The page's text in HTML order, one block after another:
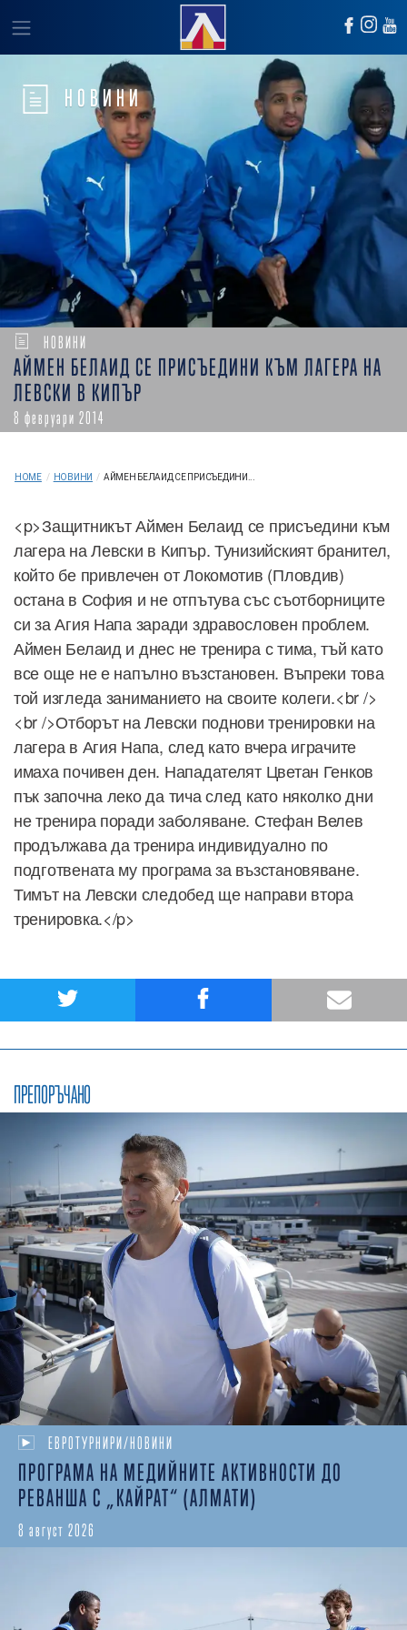
НОВИНИ
НОВИНИ
АЙМЕН БЕЛАИД СЕ ПРИСЪЕДИНИ КЪМ ЛАГЕРА НА
ЛЕВСКИ В КИПЪР
8 февруари 2014
HOME / НОВИНИ / АЙМЕН БЕЛАИД СЕ ПРИСЪЕДИНИ...
<p>Защитникът Аймен Белаид се присъедини към
лагера на Левски в Кипър. Тунизийският бранител,
който бе привлечен от Локомотив (Пловдив)
остана в София и не отпътува със съотборниците
си за Агия Напа заради здравословен проблем.
Аймен Белаид и днес не тренира с тима, тъй като
все още не е напълно възстановен. Въпреки това
той изгледа заниманието на своите колеги.<br />
<br />Отборът на Левски поднови тренировки на
лагера в Агия Напа, след като вчера играчите
имаха почивен ден. Нападателят Цветан Генков
пък започна леко да тича след като няколко дни
не тренира поради заболяване. Стефан Велев
продължава да тренира индивидуално по
подготвената му програма за възстановяване.
Тимът на Левски следобед ще направи втора
тренировка.</p>
ПРЕПОРЪЧАНО
ЕВРОТУРНИРИ/НОВИНИ
ПРОГРАМА НА МЕДИЙНИТЕ АКТИВНОСТИ ДО
РЕВАНША С „КАЙРАТ“ (АЛМАТИ)
8 август 2026